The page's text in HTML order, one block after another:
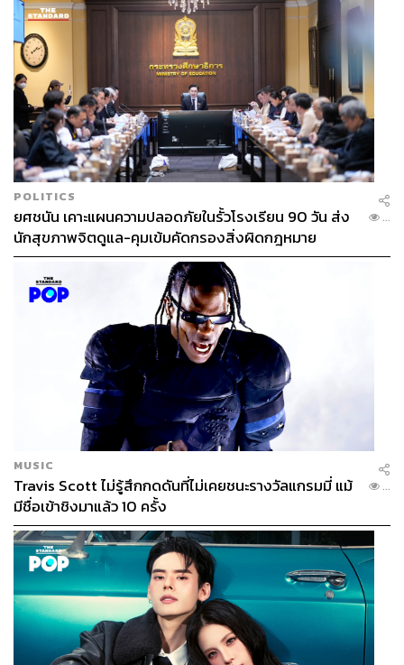
POLITICS
ยศชนัน เคาะแผนความปลอดภัยในรั้วโรงเรียน 90 วัน ส่ง
นักสุขภาพจิตดูแล-คุมเข้มคัดกรองสิ่งผิดกฎหมาย
...
MUSIC
Travis Scott ไม่รู้สึกกดดันที่ไม่เคยชนะรางวัลแกรมมี่ แม้
มีชื่อเข้าชิงมาแล้ว 10 ครั้ง
...